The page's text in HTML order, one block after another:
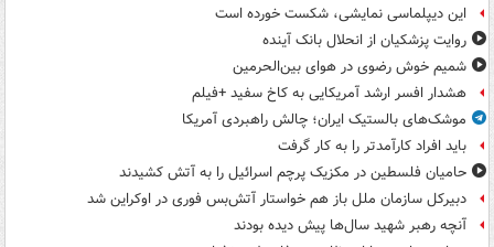
این دیپلماسی نمایشی، شکست خورده است
روایت پزشکیان از انحلال بانک آینده
شمیم خوش رضوی در هوای بین‌الحرمین
هشدار افسر ارشد آمریکایی به کاخ سفید +فیلم
موشک‌های بالستیک ایران؛ چالش راهبردی آمریکا
باید افراد کارآمدتر را به کار گرفت
حامیان فلسطین در مکزیک پرچم اسرائیل را به آتش کشیدند
دبیرکل سازمان ملل باز هم خواستار آتش‌بس فوری در اوکراین شد
آنچه رهبر شهید سال‌ها پیش دیده بودند